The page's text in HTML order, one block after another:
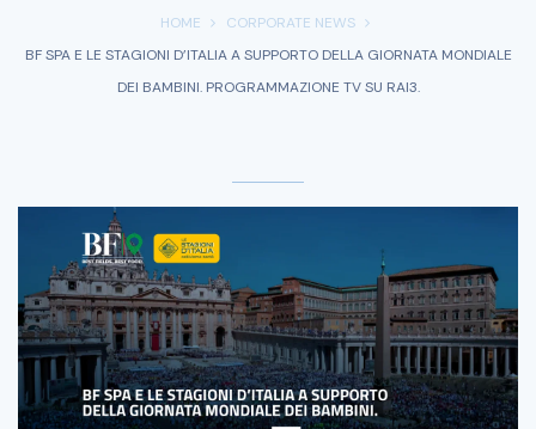
HOME
CORPORATE NEWS
BF SPA E LE STAGIONI D’ITALIA A SUPPORTO DELLA GIORNATA MONDIALE
DEI BAMBINI. PROGRAMMAZIONE TV SU RAI3.